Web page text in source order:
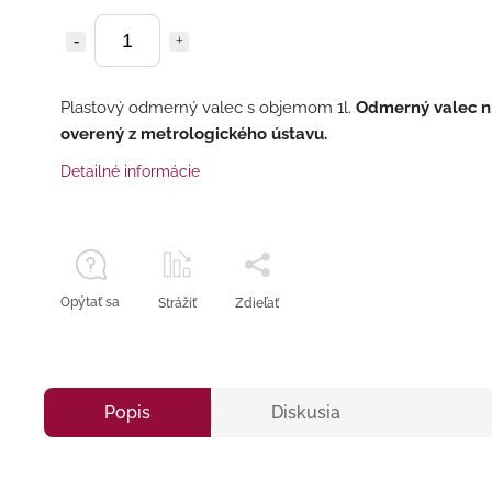
Plastový odmerný valec s objemom 1l. Odmerný valec
overený z metrologického ústavu.
Detailné informácie
Opýtať sa Strážiť Zdieľať
Popis Diskusia